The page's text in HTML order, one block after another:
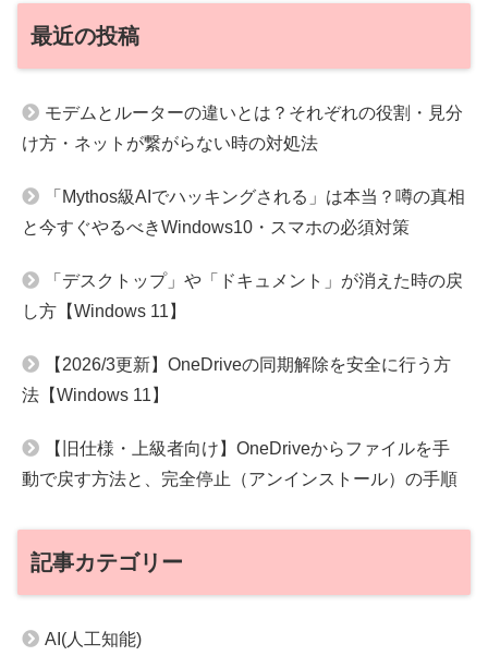
最近の投稿
モデムとルーターの違いとは？それぞれの役割・見分
け方・ネットが繋がらない時の対処法
「Mythos級AIでハッキングされる」は本当？噂の真相
と今すぐやるべきWindows10・スマホの必須対策
「デスクトップ」や「ドキュメント」が消えた時の戻
し方【Windows 11】
【2026/3更新】OneDriveの同期解除を安全に行う方
法【Windows 11】
【旧仕様・上級者向け】OneDriveからファイルを手
動で戻す方法と、完全停止（アンインストール）の手順
記事カテゴリー
AI(人工知能)